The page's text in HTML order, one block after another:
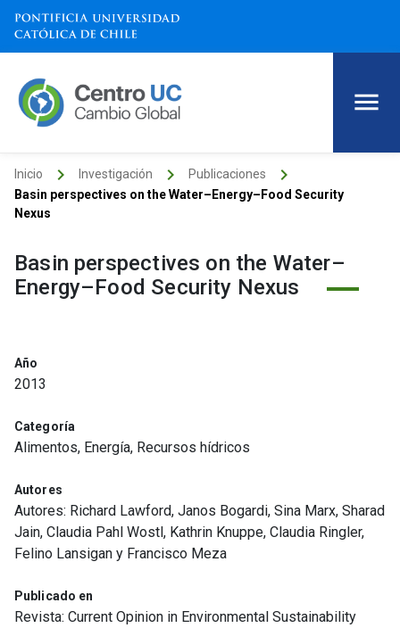
Inicio keyboard_arrow_right Investigación keyboard_arrow_right Publicaciones keyboard_arrow_right
Basin perspectives on the Water–Energy–Food Security
Nexus
Basin perspectives on the Water–
Energy–Food Security Nexus
Año
2013
Categoría
Alimentos, Energía, Recursos hídricos
Autores
Autores: Richard Lawford, Janos Bogardi, Sina Marx, Sharad
Jain, Claudia Pahl Wostl, Kathrin Knuppe, Claudia Ringler,
Felino Lansigan y Francisco Meza
Publicado en
Revista: Current Opinion in Environmental Sustainability